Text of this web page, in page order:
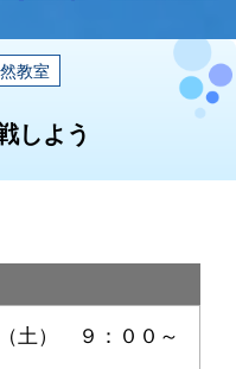
教室
しよう
土） ９：００～